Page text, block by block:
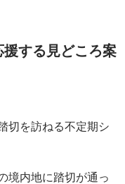
する見どころ案
切を訪ねる不定期シ
境内地に踏切が通っ